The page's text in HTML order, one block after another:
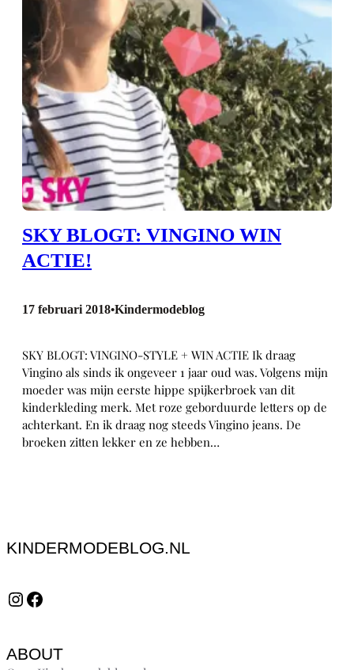
SKY BLOGT: VINGINO WIN
ACTIE!
17 februari 2018•Kindermodeblog
SKY BLOGT: VINGINO-STYLE + WIN ACTIE Ik draag
Vingino als sinds ik ongeveer 1 jaar oud was. Volgens mijn
moeder was mijn eerste hippe spijkerbroek van dit
kinderkleding merk. Met roze geborduurde letters op de
achterkant. En ik draag nog steeds Vingino jeans. De
broeken zitten lekker en ze hebben…
KINDERMODEBLOG.NL
InstagramFacebook
ABOUT